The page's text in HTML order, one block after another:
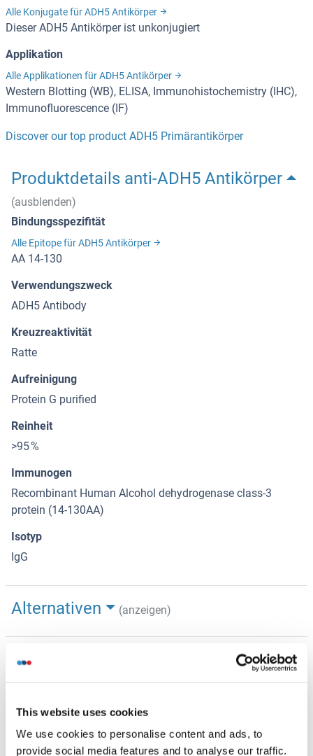
This website uses cookies
We use cookies to personalise content and ads, to
provide social media features and to analyse our traffic.
Alle Konjugate für ADH5 Antikörper
Dieser ADH5 Antikörper ist unkonjugiert
Applikation
Alle Applikationen für ADH5 Antikörper
Western Blotting (WB), ELISA, Immunohistochemistry (IHC),
Immunofluorescence (IF)
Discover our top product ADH5 Primärantikörper
Produktdetails anti-ADH5 Antikörper
(ausblenden)
Bindungsspezifität
Alle Epitope für ADH5 Antikörper
AA 14-130
Verwendungszweck
ADH5 Antibody
Kreuzreaktivität
Ratte
Aufreinigung
Protein G purified
Reinheit
>95 %
Immunogen
Recombinant Human Alcohol dehydrogenase class-3
protein (14-130AA)
Isotyp
IgG
Alternativen (anzeigen)
Anwendungsinformationen
(ausblenden)
Applikationshinweise
Optimal working dilution should be determined by the
Beschränkungen